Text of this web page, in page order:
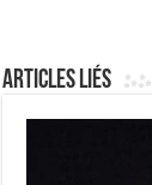
Articles liés